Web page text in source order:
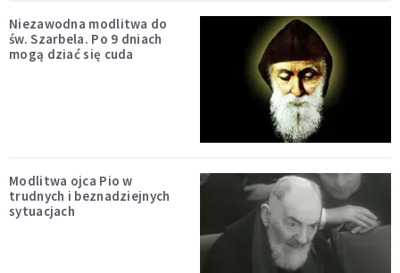
Niezawodna modlitwa do
św. Szarbela. Po 9 dniach
mogą dziać się cuda
Modlitwa ojca Pio w
trudnych i beznadziejnych
sytuacjach